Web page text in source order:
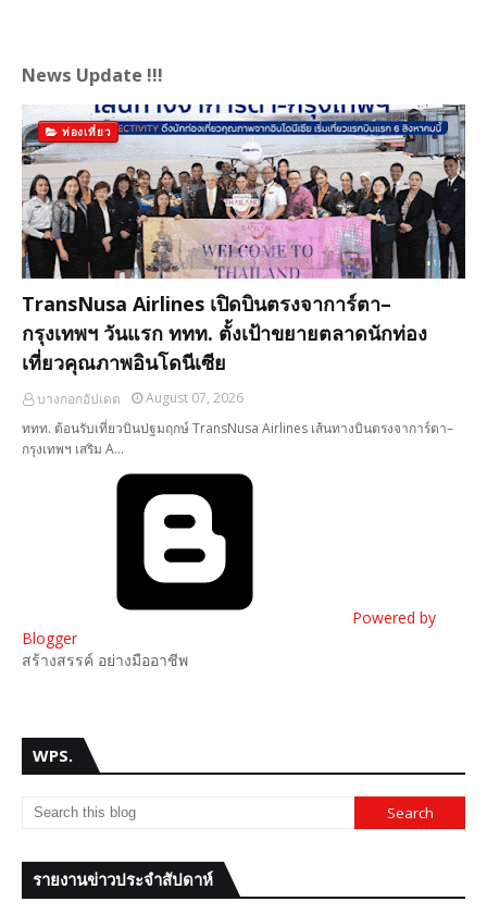
News Update !!!
ท่องเที่ยว
TransNusa Airlines เปิดบินตรงจาการ์ตา–
กรุงเทพฯ วันแรก ททท. ตั้งเป้าขยายตลาดนักท่อง
เที่ยวคุณภาพอินโดนีเซีย
บางกอกอัปเดต
August 07, 2026
ททท. ต้อนรับเที่ยวบินปฐมฤกษ์ TransNusa Airlines เส้นทางบินตรงจาการ์ตา–
กรุงเทพฯ เสริม A…
Powered by
Blogger
สร้างสรรค์ อย่างมืออาชีพ
WPS.
รายงานข่าวประจำสัปดาห์